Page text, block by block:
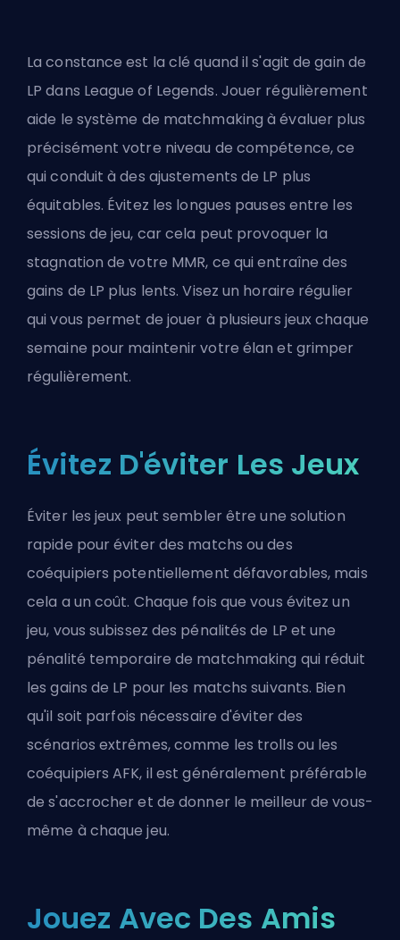
La constance est la clé quand il s'agit de gain de
LP dans League of Legends. Jouer régulièrement
aide le système de matchmaking à évaluer plus
précisément votre niveau de compétence, ce
qui conduit à des ajustements de LP plus
équitables. Évitez les longues pauses entre les
sessions de jeu, car cela peut provoquer la
stagnation de votre MMR, ce qui entraîne des
gains de LP plus lents. Visez un horaire régulier
qui vous permet de jouer à plusieurs jeux chaque
semaine pour maintenir votre élan et grimper
régulièrement.
Évitez D'éviter Les Jeux
Éviter les jeux peut sembler être une solution
rapide pour éviter des matchs ou des
coéquipiers potentiellement défavorables, mais
cela a un coût. Chaque fois que vous évitez un
jeu, vous subissez des pénalités de LP et une
pénalité temporaire de matchmaking qui réduit
les gains de LP pour les matchs suivants. Bien
qu'il soit parfois nécessaire d'éviter des
scénarios extrêmes, comme les trolls ou les
coéquipiers AFK, il est généralement préférable
de s'accrocher et de donner le meilleur de vous-
même à chaque jeu.
Jouez Avec Des Amis